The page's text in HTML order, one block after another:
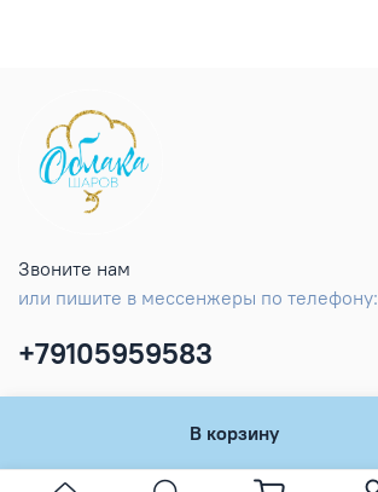
В корзину
Звоните нам
или пишите в мессенжеры по телефону:
+79105959583